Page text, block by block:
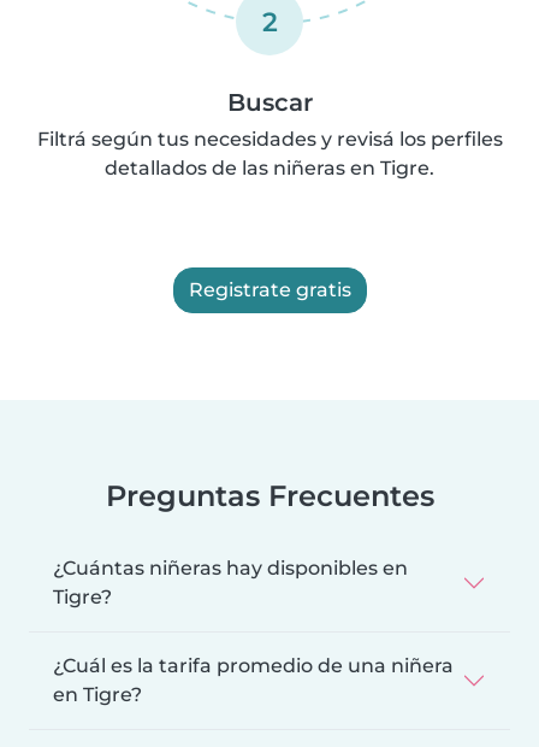
2
Buscar
Filtrá según tus necesidades y revisá los perfiles
detallados de las niñeras en Tigre.
Registrate gratis
Preguntas Frecuentes
¿Cuántas niñeras hay disponibles en
Tigre?
¿Cuál es la tarifa promedio de una niñera
en Tigre?